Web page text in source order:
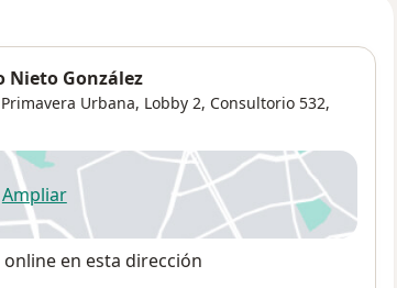
Nieto González
Urbana, Lobby 2, Consultorio 532,
Ampliarse abre en una nueva pestaña
en esta dirección